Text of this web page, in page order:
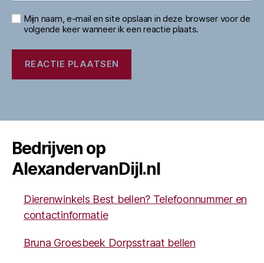
Mijn naam, e-mail en site opslaan in deze browser voor de
volgende keer wanneer ik een reactie plaats.
Bedrijven op
AlexandervanDijl.nl
Dierenwinkels Best bellen? Telefoonnummer en
contactinformatie
Bruna Groesbeek Dorpsstraat bellen